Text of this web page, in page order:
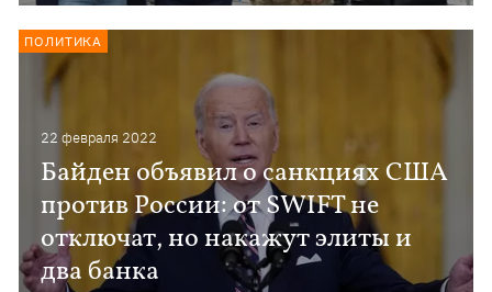
22 февраля 2022
Байден объявил о санкциях США
против России: от SWIFT не
отключат, но накажут элиты и
два банка
ПОЛИТИКА